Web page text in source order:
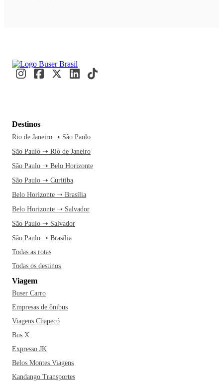
Destinos
Rio de Janeiro ➝ São Paulo
São Paulo ➝ Rio de Janeiro
São Paulo ➝ Belo Horizonte
São Paulo ➝ Curitiba
Belo Horizonte ➝ Brasília
Belo Horizonte ➝ Salvador
São Paulo ➝ Salvador
São Paulo ➝ Brasília
Todas as rotas
Todas os destinos
Viagem
Buser Carro
Empresas de ônibus
Viagens Chapecó
Bus X
Expresso JK
Belos Montes Viagens
Kandango Transportes